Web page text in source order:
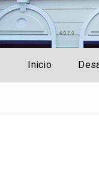
Inicio